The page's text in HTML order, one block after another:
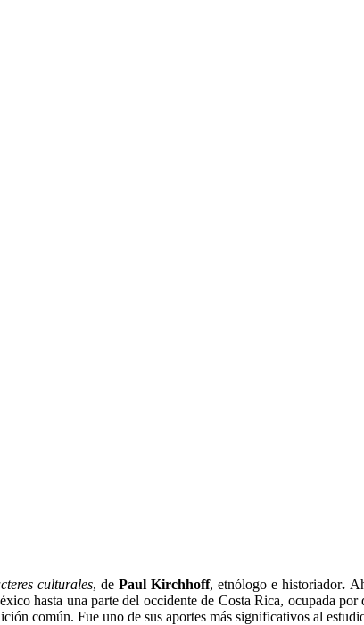
culturales, de Paul Kirchhoff, etnólogo e historiador.
hasta una parte del occidente de Costa Rica, ocupada
común. Fue uno de sus aportes más significativos al